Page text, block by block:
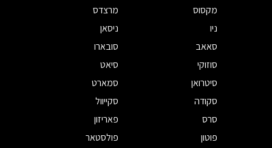
מקסוס
מרצדס
ניו
ניסאן
סאאב
סובארו
סוזוקי
סיאט
סיטרואן
סמארט
סקודה
סקייוול
סרס
פאריזון
פוטון
פולסטאר